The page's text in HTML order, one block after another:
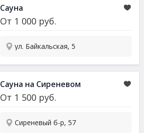
Сауна
От 1 000 руб.
ул. Байкальская, 5
Сауна на Сиреневом
От 1 500 руб.
Сиреневый б-р, 57